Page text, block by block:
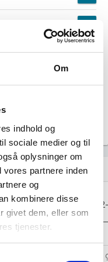
Om
indhold og
sociale medier og til
oplysninger om
partnere inden
og
kombinere disse
givet dem, eller som
tjenester.
file_download
12 2023-12
-